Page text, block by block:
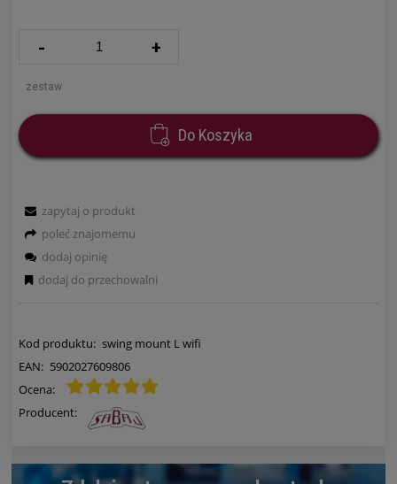
- +
zestaw
Do Koszyka
Kod produktu: swing mount L wifi
EAN: 5902027609806
Ocena:
Producent:
zapytaj o produkt
poleć znajomemu
dodaj opinię
dodaj do przechowalni